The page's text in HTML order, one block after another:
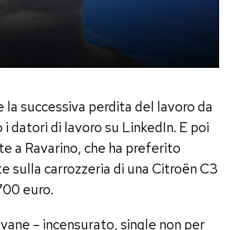
la successiva perdita del lavoro da
datori di lavoro su LinkedIn. E poi
a Ravarino, che ha preferito
sulla carrozzeria di una Citroën C3
euro.
– incensurato, single non per